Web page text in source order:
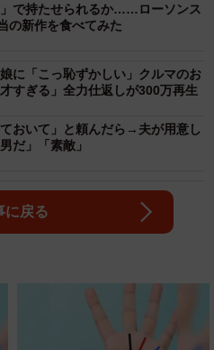
」で持たせられるか……ローソンス
の新作を食べてみた
に「こっ恥ずかしい」クルマのお
すぎる」全力仕返しが300万再生
おいて」と頼んだら→夫が用意し
だ」「素敵」
に戻る